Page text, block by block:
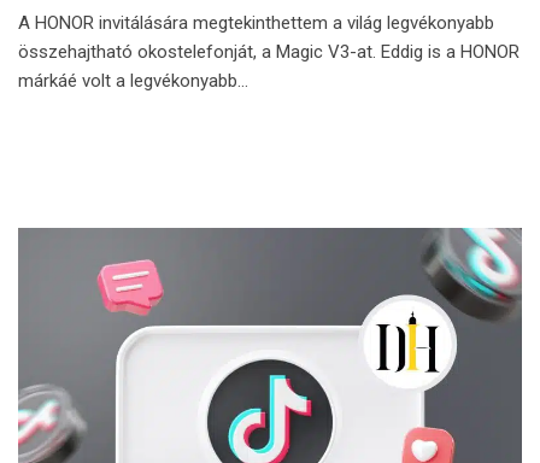
A HONOR invitálására megtekinthettem a világ legvékonyabb
összehajtható okostelefonját, a Magic V3-at. Eddig is a HONOR
márkáé volt a legvékonyabb…